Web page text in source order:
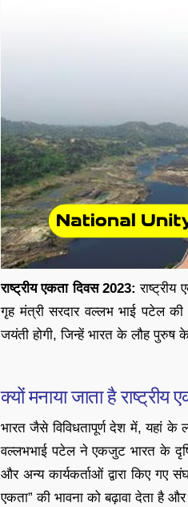
राष्ट्रीय एकता दिवस 2023:
गृह मंत्री सरदार वल्लभ भाई पटेल
जयंती होगी, जिन्हें भारत के लौह पुरुष
क्यों मनाया जाता है राष्ट्रीय
भारत जैसे विविधतापूर्ण देश में, यहां
वल्लभभाई पटेल ने एकजुट भारत के
और अन्य कार्यकर्ताओं द्वारा किए गए
एकता” की भावना को बढ़ावा देता है